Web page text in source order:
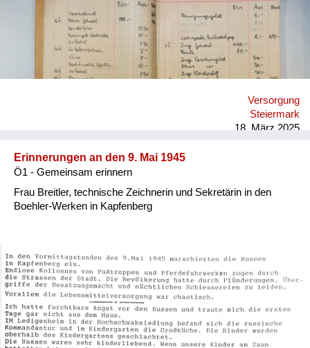
Versorgung
Steiermark
18. März 2025
Erinnerungen an den 9. Mai 1945
Ö1 - Gemeinsam erinnern
Frau Breitler, technische Zeichnerin und Sekretärin in den
Boehler-Werken in Kapfenberg